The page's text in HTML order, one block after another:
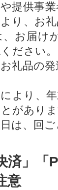
提供事
り、お
、お届け
ださい。
礼品の
より、
がありま
は、回
済」
意